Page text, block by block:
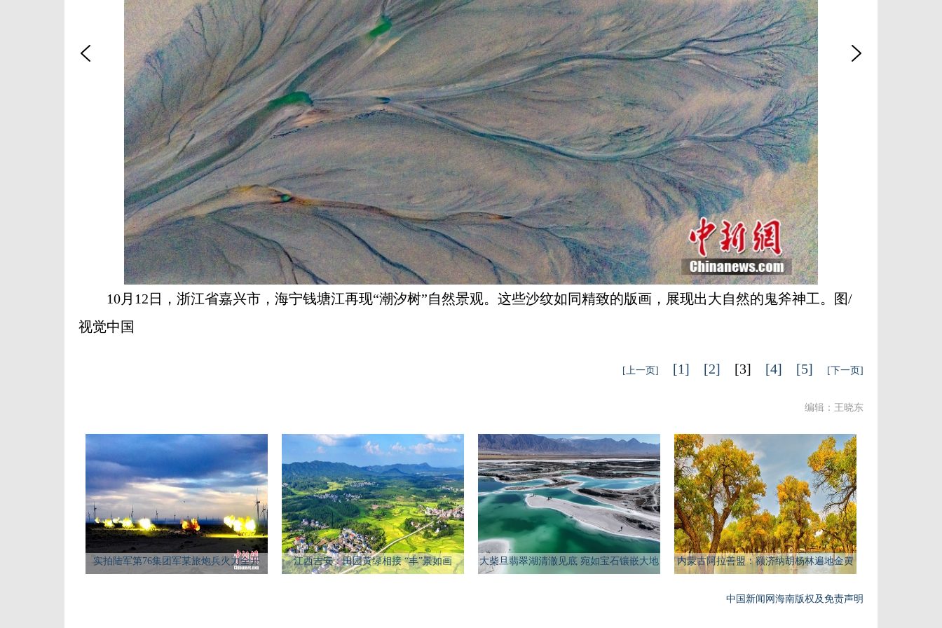
10月12日，浙江省嘉兴市，海宁钱塘江再现“潮汐树”自然景观。这些沙纹如同精致的版画，展现出大自然的鬼斧神工。图/
视觉中国
[上一页] [1] [2] [3] [4] [5] [下一页]
编辑：王晓东
实拍陆军第76集团军某旅炮兵火力全开 江西吉安：田园黄绿相接 “丰”景如画 大柴旦翡翠湖清澈见底 宛如宝石镶嵌大地 内蒙古阿拉善盟：额济纳胡杨林遍地金黄
中国新闻网海南版权及免责声明